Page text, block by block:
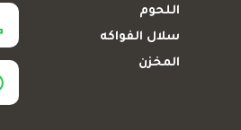
اللحوم
سلال الفواكه
المخزن